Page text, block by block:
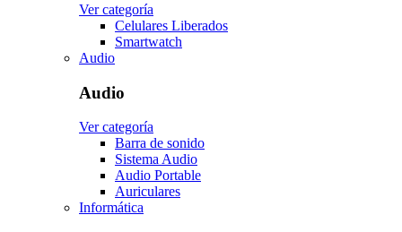
Ver categoría
Celulares Liberados
Smartwatch
Audio
Audio
Ver categoría
Barra de sonido
Sistema Audio
Audio Portable
Auriculares
Informática